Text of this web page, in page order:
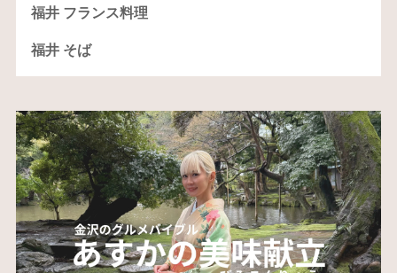
福井 フランス料理
福井 そば